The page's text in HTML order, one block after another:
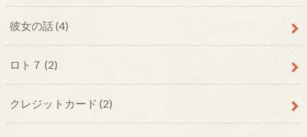
彼女の話(4)
ロト７ (2)
クレジットカード (2)